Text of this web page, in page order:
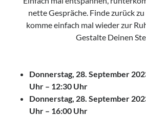
nette Gespräche. Finde zurück
komme einfach mal wieder zur
Gestalte Deinen
Donnerstag, 28. September
Uhr – 12:30 Uhr
Donnerstag, 28. September
Uhr – 16:00 Uhr